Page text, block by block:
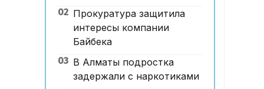
Қазақстанда 2 млн теңге
жалақы қай саланың
мамандарына ұсынылады?
14:05, 06 Тамыз 2026
Астанада жолаушы мінген
ұшқышсыз әуе таксиі алғаш
02 Прокуратура защитила
интересы компании
Байбека
03 В Алматы подростка
задержали с наркотиками